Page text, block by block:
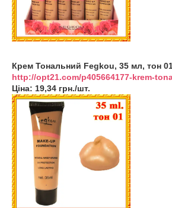
Крем Тональний Fegkou, 35 мл, тон
http://opt21.com/p405664177-krem-
Ціна: 19,34 грн./шт.